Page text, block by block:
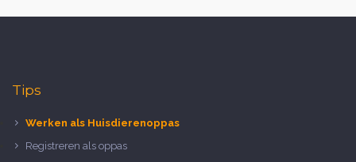
Tips
Werken als Huisdierenoppas
Registreren als oppas